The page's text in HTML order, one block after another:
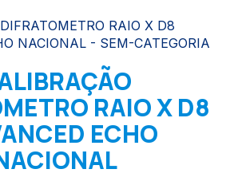
RAIO X D8
ECHO